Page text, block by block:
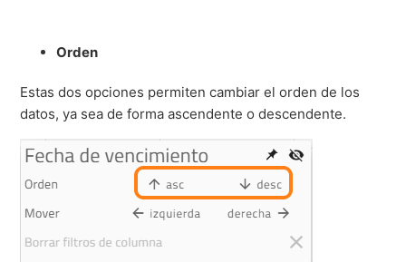
Orden
Estas dos opciones permiten cambiar el orden de los
datos, ya sea de forma ascendente o descendente.